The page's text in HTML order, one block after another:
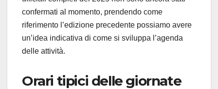
confermati al momento, prendendo come
riferimento l’edizione precedente possiamo avere
un’idea indicativa di come si sviluppa l’agenda
delle attività.
Orari tipici delle giornate